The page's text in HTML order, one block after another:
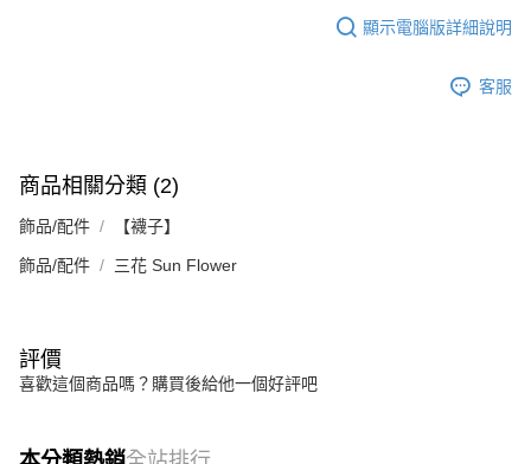
顯示電腦版詳細說明
客服
商品相關分類 (2)
飾品/配件 【襪子】
飾品/配件 三花 Sun Flower
評價
喜歡這個商品嗎？購買後給他一個好評吧